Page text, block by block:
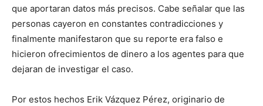
que aportaran datos más precisos. Cabe señalar que las
personas cayeron en constantes contradicciones y
finalmente manifestaron que su reporte era falso e
hicieron ofrecimientos de dinero a los agentes para que
dejaran de investigar el caso.
Por estos hechos Erik Vázquez Pérez, originario de